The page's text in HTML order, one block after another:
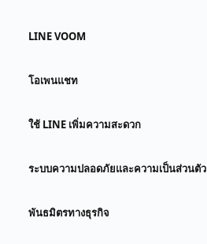
LINE VOOM
โอเพนแชท
ใช้ LINE เพิ่มความสะดวก
ระบบความปลอดภัยและความเป็นส่วนตัว
พันธมิตรทางธุรกิจ